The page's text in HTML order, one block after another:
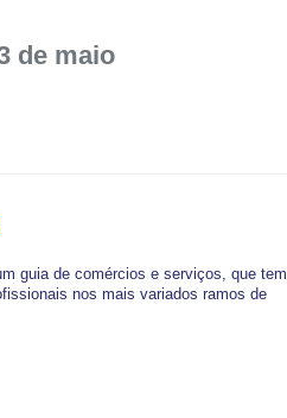
de maio
guia de comércios e serviços, que tem
nos mais variados ramos de